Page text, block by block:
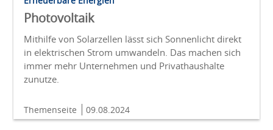
Photovoltaik
Mithilfe von Solarzellen lässt sich Sonnenlicht direkt
in elektrischen Strom umwandeln. Das machen sich
immer mehr Unternehmen und Privathaushalte
zunutze.
Themenseite 09.08.2024